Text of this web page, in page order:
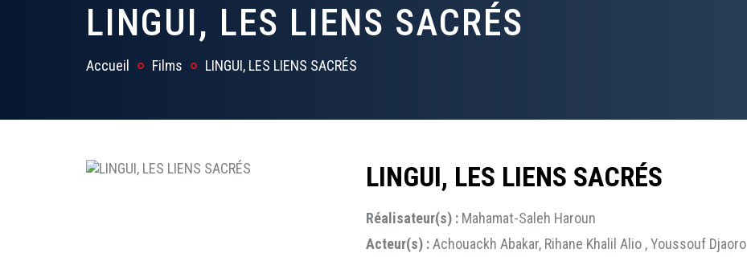
LINGUI, LES LIENS SACRÉS
Accueil Films LINGUI, LES LIENS SACRÉS
LINGUI, LES LIENS SACRÉS
Réalisateur(s) : Mahamat-Saleh Haroun
Acteur(s) :Achouackh Abakar, Rihane Khalil Alio , Youssouf Djaoro